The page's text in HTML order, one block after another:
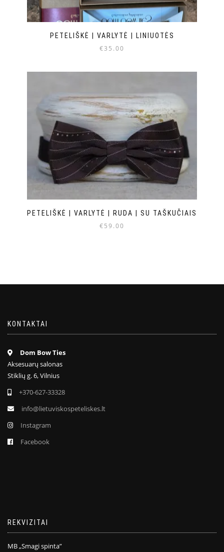
PETELIŠKĖ | VARLYTĖ | LINIUOTĖS
€35.00
PETELIŠKĖ | VARLYTĖ | RUDA | SU TAŠKUČIAIS
€59.00
KONTAKTAI
Dom Bow Ties
Aksesuarų salonas
Stiklių g. 6, Vilnius
+370-627-33328
info@lietuviskospeteliskes.lt
Instagram
Facebook
REKVIZITAI
MB „Smagi spinta”